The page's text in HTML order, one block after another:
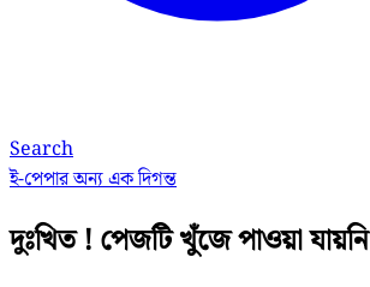
Search
ই-পেপারঅন্য এক দিগন্ত
দুঃখিত ! পেজটি খুঁজে পাওয়া যায়নি